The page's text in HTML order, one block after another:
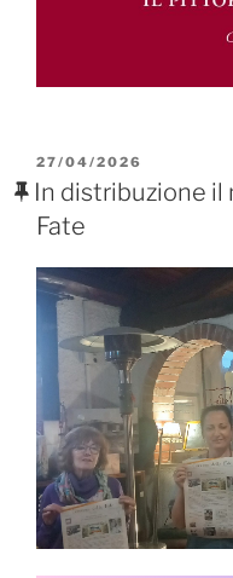
PUBBLICATO
IL
27/04/2026
In distribuzione il
Fate